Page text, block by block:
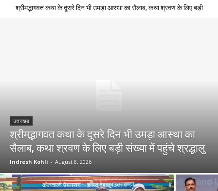
श्रीमद्भागवत कथा के दूसरे दिन भी उमड़ा आस्था का सैलाब, कथा श्रवण के लिए बड़ी
उत्तराखंड
श्रीमद्भागवत कथा के दूसरे दिन भी उमड़ा आस्था का
सैलाब, कथा श्रवण के लिए बड़ी संख्या में पहुंचे श्रद्धालु
Indresh Kohli - August 8, 2026